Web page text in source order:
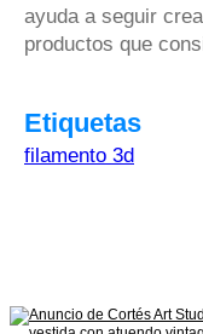
ayuda a seguir
productos que
Etiquetas
filamento 3d